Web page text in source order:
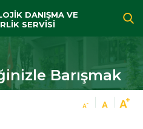
DANIŞMA VE
SERVİSİ
Barışmak